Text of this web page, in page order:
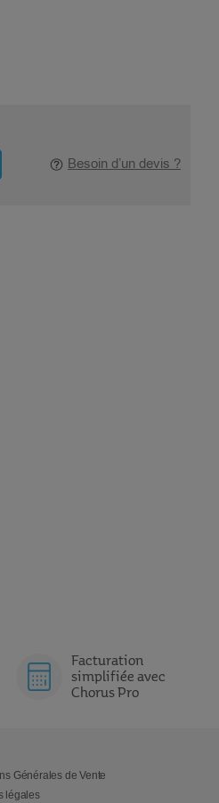
Besoin d’un devis ?
Facturation
simplifiée avec
Chorus Pro
Générales de Vente
légales